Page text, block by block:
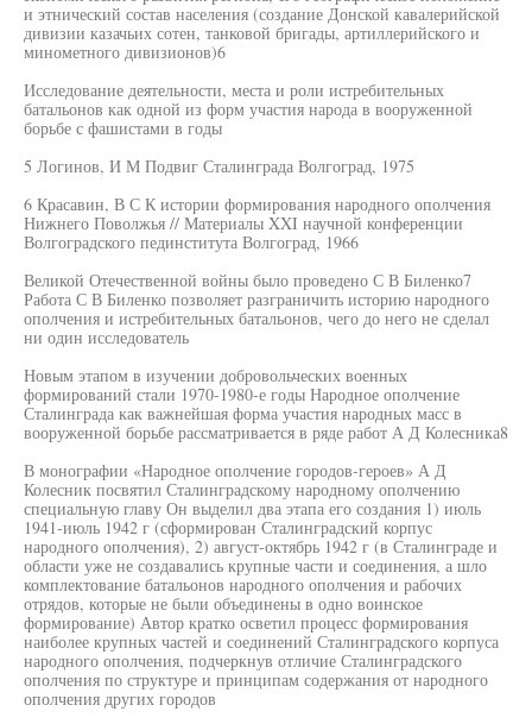
и этнический состав населения (создание Донской кавалерийской
дивизии казачьих сотен, танковой бригады, артиллерийского и
минометного дивизионов)6
Исследование деятельности, места и роли истребительных
батальонов как одной из форм участия народа в вооруженной
борьбе с фашистами в годы
5 Логинов, И М Подвиг Сталинграда Волгоград, 1975
6 Красавин, В С К истории формирования народного ополчения
Нижнего Поволжья // Материалы XXI научной конференции
Волгоградского пединститута Волгоград, 1966
Великой Отечественной войны было проведено С В Биленко7
Работа С В Биленко позволяет разграничить историю народного
ополчения и истребительных батальонов, чего до него не сделал
ни один исследователь
Новым этапом в изучении добровольческих военных
формирований стали 1970-1980-е годы Народное ополчение
Сталинграда как важнейшая форма участия народных масс в
вооруженной борьбе рассматривается в ряде работ А Д Колесника8
В монографии «Народное ополчение городов-героев» А Д
Колесник посвятил Сталинградскому народному ополчению
специальную главу Он выделил два этапа его создания 1) июль
1941-июль 1942 г (сформирован Сталинградский корпус
народного ополчения), 2) август-октябрь 1942 г (в Сталинграде и
области уже не создавались крупные части и соединения, а шло
комплектование батальонов народного ополчения и рабочих
отрядов, которые не были объединены в одно воинское
формирование) Автор кратко осветил процесс формирования
наиболее крупных частей и соединений Сталинградского корпуса
народного ополчения, подчеркнув отличие Сталинградского
ополчения по структуре и принципам содержания от народного
ополчения других городов